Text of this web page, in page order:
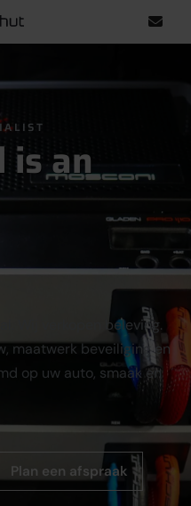
is an
Wij verkopen beleving.
maatwerk beveiliging en
op uw auto, smaak en
Plan een afspraak